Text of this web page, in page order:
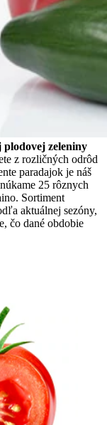
zeleniny
z rozličných odrôd
paradajok je náš
25 rôznych
Sortiment
aktuálnej sezóny,
čo dané obdobie